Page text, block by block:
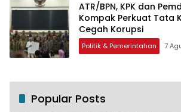
ATR/BPN, KPK dan
Kompak Perkuat Tata
Cegah Korupsi
Politik & Pemerintahan 7
Popular Posts